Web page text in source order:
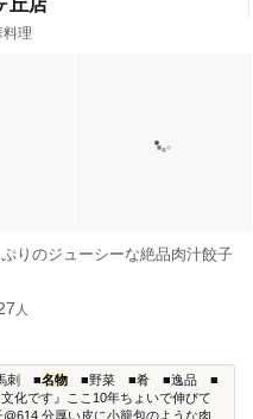
丘店
理
りのジューシーな絶品肉汁餃子
人
刺 ■名物 ■野菜 ■肴 ■逸品 ■
です』ここ10年ちょいで伸びて
分厚い皮に小籠包のような肉